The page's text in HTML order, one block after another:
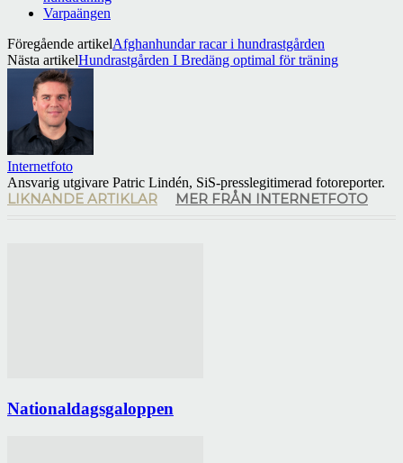
Varpaängen
Föregående artikelAfghanhundar racar i hundrastgården
Nästa artikelHundrastgården I Bredäng optimal för träning
Internetfoto
Ansvarig utgivare Patric Lindén, SiS-presslegitimerad fotoreporter.
LIKNANDE ARTIKLAR MER FRÅN INTERNETFOTO
Nationaldagsgaloppen